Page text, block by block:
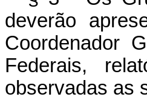
deverão
Coordenador
Federais,
observadas as